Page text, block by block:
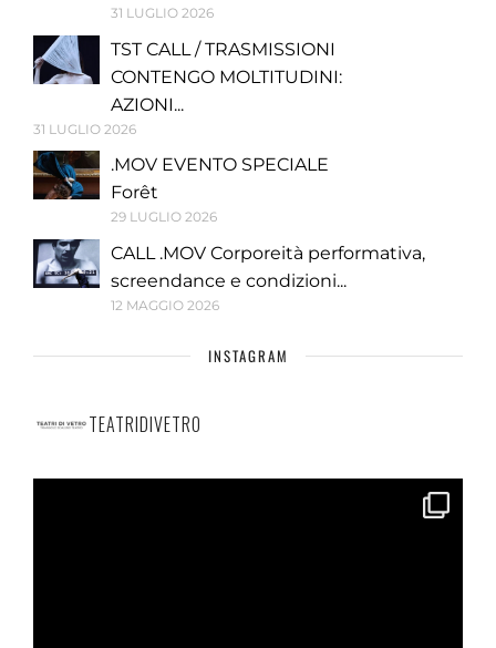
31 LUGLIO 2026
TST CALL / TRASMISSIONI
CONTENGO MOLTITUDINI:
AZIONI...
31 LUGLIO 2026
.MOV EVENTO SPECIALE
Forêt
29 LUGLIO 2026
CALL .MOV Corporeità performativa,
screendance e condizioni...
12 MAGGIO 2026
INSTAGRAM
TEATRIDIVETRO